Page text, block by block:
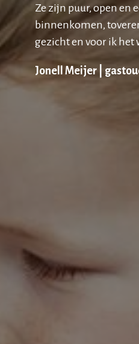
Ze zijn puur, open en
binnenkomen,
gezicht en voor ik het
Jonell Meijer |